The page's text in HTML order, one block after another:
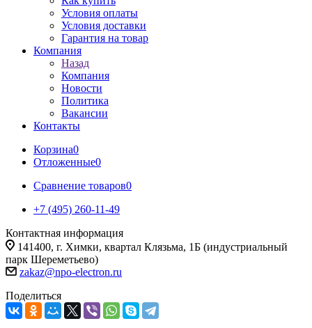
Условия оплаты
Условия доставки
Гарантия на товар
Компания
Назад
Компания
Новости
Политика
Вакансии
Контакты
Корзина0
Отложенные0
Сравнение товаров0
+7 (495) 260-11-49
Контактная информация
141400, г. Химки, квартал Клязьма, 1Б (индустриальный
парк Шереметьево)
zakaz@npo-electron.ru
Поделиться